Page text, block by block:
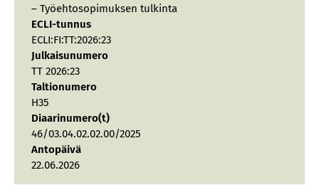
– Työehtosopimuksen tulkinta
ECLI-tunnus
ECLI:FI:TT:2026:23
Julkaisunumero
TT 2026:23
Taltionumero
H35
Diaarinumero(t)
46/03.04.02.02.00/2025
Antopäivä
22.06.2026